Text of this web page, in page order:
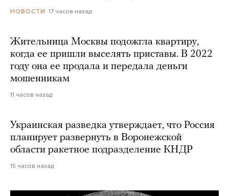
НОВОСТИ 17 часов назад
Жительница Москвы подожгла квартиру,
когда ее пришли выселять приставы. В 2022
году она ее продала и передала деньги
мошенникам
11 часов назад
Украинская разведка утверждает, что Россия
планирует развернуть в Воронежской
области ракетное подразделение КНДР
15 часов назад